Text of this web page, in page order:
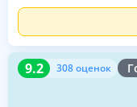
9.2 308 оценок
9.2 308 оценок